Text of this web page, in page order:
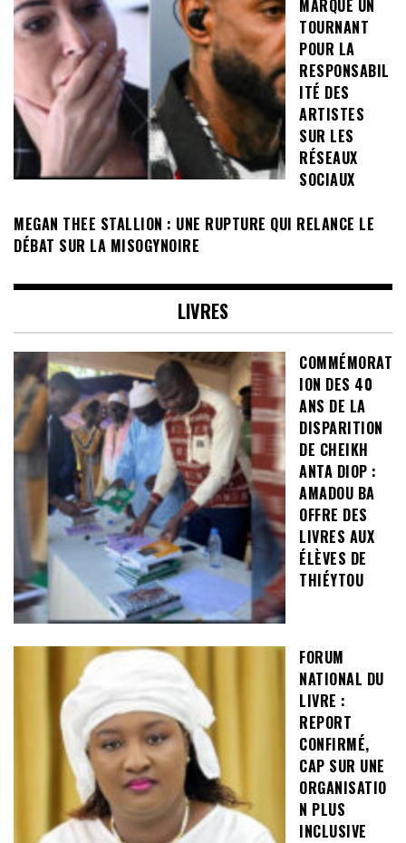
MARQUE UN
TOURNANT
POUR LA
RESPONSABIL
ITÉ DES
ARTISTES
SUR LES
RÉSEAUX
SOCIAUX
MEGAN THEE STALLION : UNE RUPTURE QUI RELANCE LE
DÉBAT SUR LA MISOGYNOIRE
LIVRES
COMMÉMORAT
ION DES 40
ANS DE LA
DISPARITION
DE CHEIKH
ANTA DIOP :
AMADOU BA
OFFRE DES
LIVRES AUX
ÉLÈVES DE
THIÉYTOU
FORUM
NATIONAL DU
LIVRE :
REPORT
CONFIRMÉ,
CAP SUR UNE
ORGANISATIO
N PLUS
INCLUSIVE